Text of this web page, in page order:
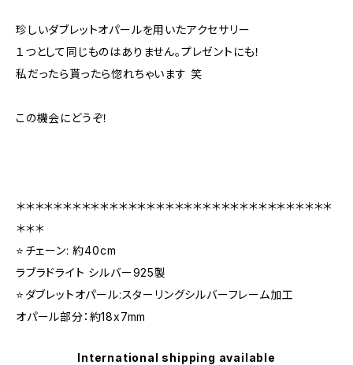
珍しいダブレットオパールを用いたアクセサリー
１つとして同じものはありません。プレゼントにも！
私だったら貰ったら惚れちゃいます 笑
この機会にどうぞ！
＊＊＊＊＊＊＊＊＊＊＊＊＊＊＊＊＊＊＊＊＊＊＊＊＊＊＊＊＊＊＊＊＊＊
＊＊＊
⭐️️チェーン: 約40cm
ラブラドライト シルバー925製
⭐️️ダブレットオパール:スターリングシルバーフレーム加工
オパール部分：約18x7mm
International shipping available